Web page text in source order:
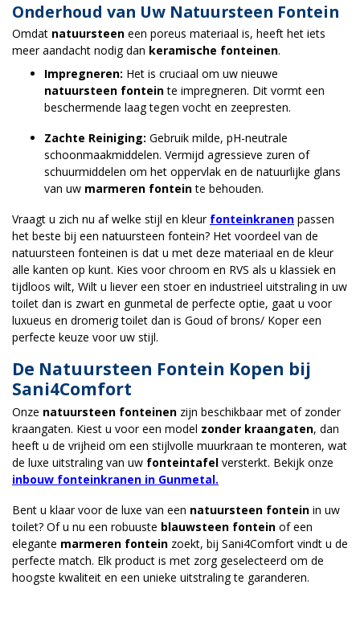
Onderhoud van Uw Natuursteen Fontein
Omdat natuursteen een poreus materiaal is, heeft het iets
meer aandacht nodig dan keramische fonteinen.
Impregneren: Het is cruciaal om uw nieuwe
natuursteen fonteinte impregneren. Dit vormt een
beschermende laag tegen vocht en zeepresten.
Zachte Reiniging: Gebruik milde, pH-neutrale
schoonmaakmiddelen. Vermijd agressieve zuren of
schuurmiddelen om het oppervlak en de natuurlijke glans
van uw marmeren fonteinte behouden.
Vraagt u zich nu af welke stijl en kleur fonteinkranen passen
het beste bij een natuursteen fontein? Het voordeel van de
natuursteen fonteinen is dat u met deze materiaal en de kleur
alle kanten op kunt. Kies voor chroom en RVS als u klassiek en
tijdloos wilt, Wilt u liever een stoer en industrieel uitstraling in uw
toilet dan is zwart en gunmetal de perfecte optie, gaat u voor
luxueus en dromerig toilet dan is Goud of brons/ Koper een
perfecte keuze voor uw stijl.
De Natuursteen Fontein Kopen bij
Sani4Comfort
Onze natuursteen fonteinen zijn beschikbaar met of zonder
kraangaten. Kiest u voor een model zonder kraangaten, dan
heeft u de vrijheid om een stijlvolle muurkraan te monteren, wat
de luxe uitstraling van uw fonteintafel versterkt. Bekijk onze
inbouw fonteinkranen in Gunmetal.
Bent u klaar voor de luxe van een natuursteen fontein in uw
toilet? Of u nu een robuuste blauwsteen fontein of een
elegante marmeren fontein zoekt, bij Sani4Comfort vindt u de
perfecte match. Elk product is met zorg geselecteerd om de
hoogste kwaliteit en een unieke uitstraling te garanderen.